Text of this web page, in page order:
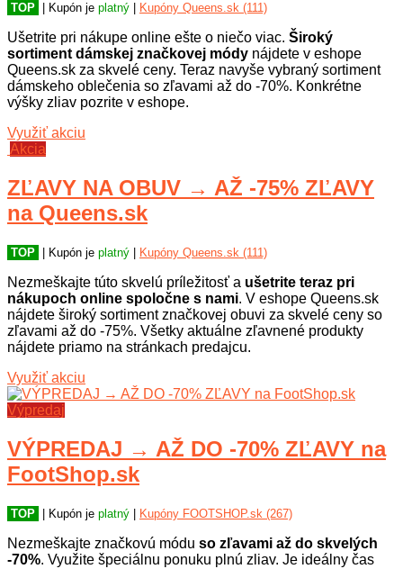
TOP | Kupón je platný Kupóny Queens.sk (111)
Ušetrite pri nákupe online ešte o niečo viac. Široký
sortiment dámskej značkovej módy nájdete v eshope
Queens.sk za skvelé ceny. Teraz navyše vybraný sortiment
dámskeho oblečenia so zľavami až do -70%. Konkrétne
výšky zliav pozrite v eshope.
Využiť akciu
Akcia
ZĽAVY NA OBUV → AŽ -75% ZĽAVY
na Queens.sk
TOP | Kupón je platný Kupóny Queens.sk (111)
Nezmeškajte túto skvelú príležitosť a ušetrite teraz pri
nákupoch online spoločne s nami. V eshope Queens.sk
nájdete široký sortiment značkovej obuvi za skvelé ceny so
zľavami až do -75%. Všetky aktuálne zľavnené produkty
nájdete priamo na stránkach predajcu.
Využiť akciu
Výpredaj
VÝPREDAJ → AŽ DO -70% ZĽAVY na
FootShop.sk
TOP | Kupón je platný Kupóny FOOTSHOP.sk (267)
Nezmeškajte značkovú módu so zľavami až do skvelých
-70%. Využite špeciálnu ponuku plnú zliav. Je ideálny čas